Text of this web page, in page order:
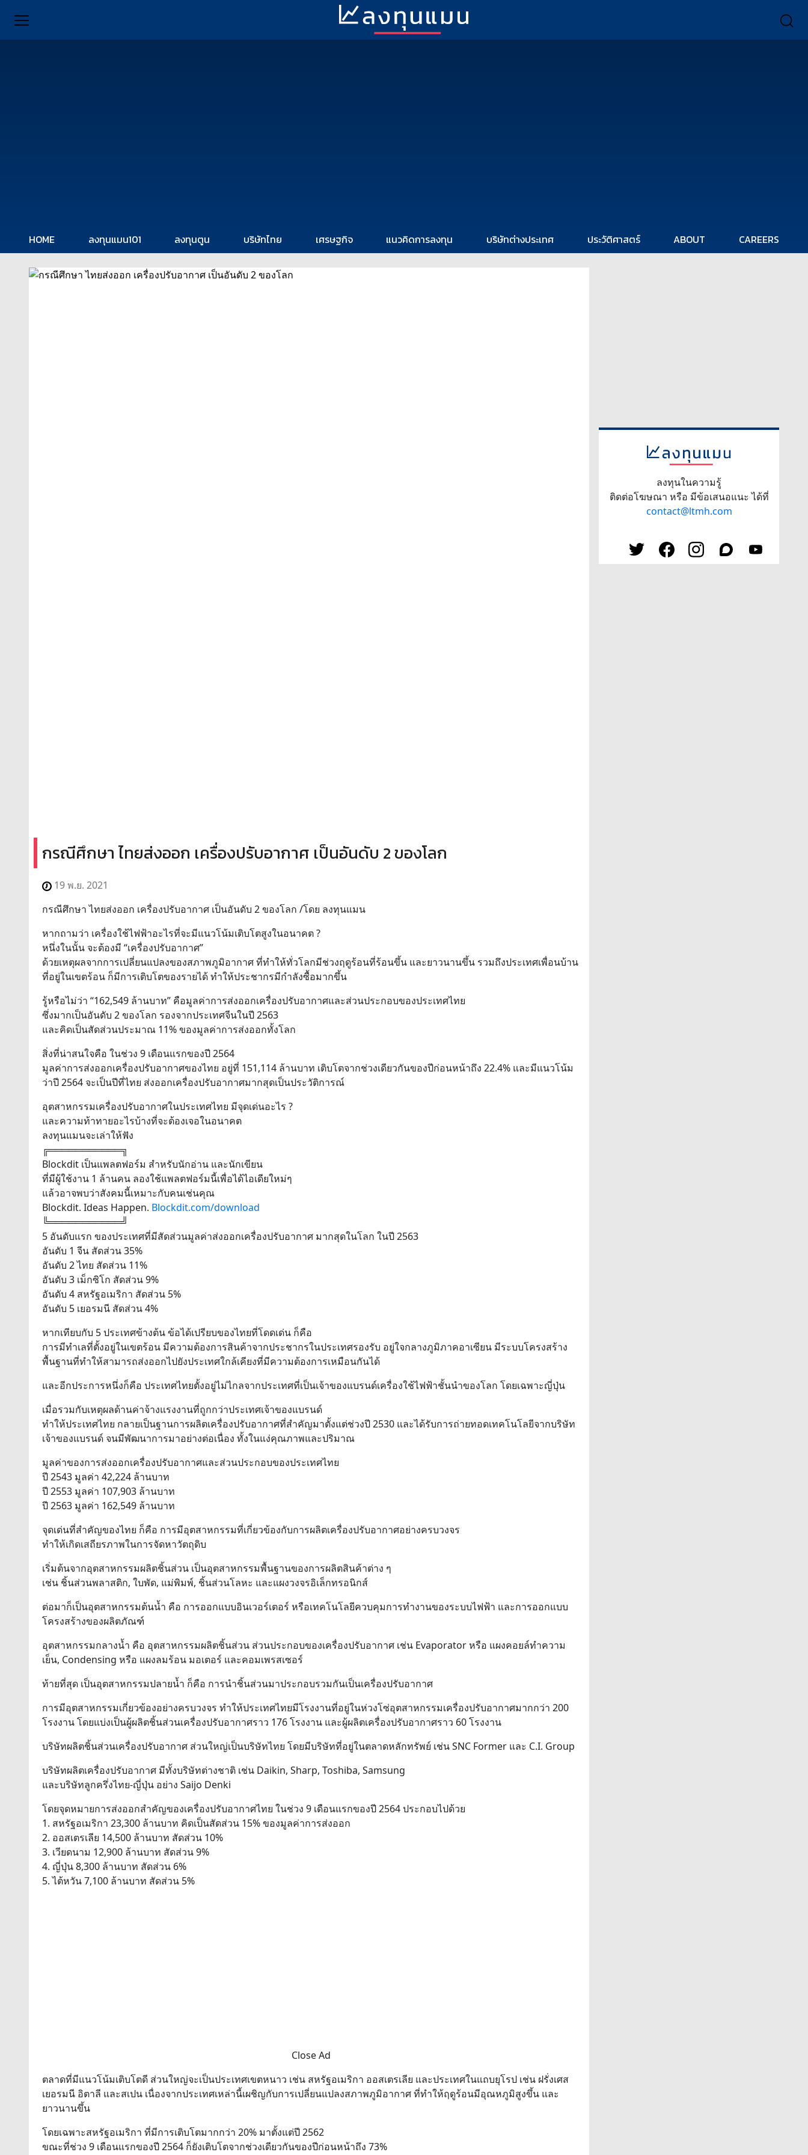
HOME ลงทุนแมน101 ลงทุนตูน บริษัทไทย เศรษฐกิจ แนวคิดการลงทุน บริษัทต่างประเทศ ประวัติศาสตร์ ABOUT CAREERS
กรณีศึกษา ไทยส่งออก เครื่องปรับอากาศ เป็นอันดับ 2 ของโลก
19 พ.ย. 2021
กรณีศึกษา ไทยส่งออก เครื่องปรับอากาศ เป็นอันดับ 2 ของโลก /โดย ลงทุนแมน
หากถามว่า เครื่องใช้ไฟฟ้าอะไรที่จะมีแนวโน้มเติบโตสูงในอนาคต ?
หนึ่งในนั้น จะต้องมี “เครื่องปรับอากาศ”
ด้วยเหตุผลจากการเปลี่ยนแปลงของสภาพภูมิอากาศ ที่ทำให้ทั่วโลกมีช่วงฤดูร้อนที่ร้อนขึ้น และยาวนานขึ้น รวมถึงประเทศเพื่อนบ้าน
ที่อยู่ในเขตร้อน ก็มีการเติบโตของรายได้ ทำให้ประชากรมีกำลังซื้อมากขึ้น
รู้หรือไม่ว่า “162,549 ล้านบาท” คือมูลค่าการส่งออกเครื่องปรับอากาศและส่วนประกอบของประเทศไทย
ซึ่งมากเป็นอันดับ 2 ของโลก รองจากประเทศจีนในปี 2563
และคิดเป็นสัดส่วนประมาณ 11% ของมูลค่าการส่งออกทั้งโลก
สิ่งที่น่าสนใจคือ ในช่วง 9 เดือนแรกของปี 2564
มูลค่าการส่งออกเครื่องปรับอากาศของไทย อยู่ที่ 151,114 ล้านบาท เติบโตจากช่วงเดียวกันของปีก่อนหน้าถึง 22.4% และมีแนวโน้ม
ว่าปี 2564 จะเป็นปีที่ไทย ส่งออกเครื่องปรับอากาศมากสุดเป็นประวัติการณ์
อุตสาหกรรมเครื่องปรับอากาศในประเทศไทย มีจุดเด่นอะไร ?
และความท้าทายอะไรบ้างที่จะต้องเจอในอนาคต
ลงทุนแมนจะเล่าให้ฟัง
╔═══════════╗
Blockdit เป็นแพลตฟอร์ม สำหรับนักอ่าน และนักเขียน
ที่มีผู้ใช้งาน 1 ล้านคน ลองใช้แพลตฟอร์มนี้เพื่อได้ไอเดียใหม่ๆ
แล้วอาจพบว่าสังคมนี้เหมาะกับคนเช่นคุณ
Blockdit. Ideas Happen. Blockdit.com/download
╚═══════════╝
5 อันดับแรก ของประเทศที่มีสัดส่วนมูลค่าส่งออกเครื่องปรับอากาศ มากสุดในโลก ในปี 2563
อันดับ 1 จีน สัดส่วน 35%
อันดับ 2 ไทย สัดส่วน 11%
อันดับ 3 เม็กซิโก สัดส่วน 9%
อันดับ 4 สหรัฐอเมริกา สัดส่วน 5%
อันดับ 5 เยอรมนี สัดส่วน 4%
หากเทียบกับ 5 ประเทศข้างต้น ข้อได้เปรียบของไทยที่โดดเด่น ก็คือ
การมีทำเลที่ตั้งอยู่ในเขตร้อน มีความต้องการสินค้าจากประชากรในประเทศรองรับ อยู่ใจกลางภูมิภาคอาเซียน มีระบบโครงสร้าง
พื้นฐานที่ทำให้สามารถส่งออกไปยังประเทศใกล้เคียงที่มีความต้องการเหมือนกันได้
และอีกประการหนึ่งก็คือ ประเทศไทยตั้งอยู่ไม่ไกลจากประเทศที่เป็นเจ้าของแบรนด์เครื่องใช้ไฟฟ้าชั้นนำของโลก โดยเฉพาะญี่ปุ่น
เมื่อรวมกับเหตุผลด้านค่าจ้างแรงงานที่ถูกกว่าประเทศเจ้าของแบรนด์
ทำให้ประเทศไทย กลายเป็นฐานการผลิตเครื่องปรับอากาศที่สำคัญมาตั้งแต่ช่วงปี 2530 และได้รับการถ่ายทอดเทคโนโลยีจากบริษัท
เจ้าของแบรนด์ จนมีพัฒนาการมาอย่างต่อเนื่อง ทั้งในแง่คุณภาพและปริมาณ
มูลค่าของการส่งออกเครื่องปรับอากาศและส่วนประกอบของประเทศไทย
ปี 2543 มูลค่า 42,224 ล้านบาท
ปี 2553 มูลค่า 107,903 ล้านบาท
ปี 2563 มูลค่า 162,549 ล้านบาท
จุดเด่นที่สำคัญของไทย ก็คือ การมีอุตสาหกรรมที่เกี่ยวข้องกับการผลิตเครื่องปรับอากาศอย่างครบวงจร
ทำให้เกิดเสถียรภาพในการจัดหาวัตถุดิบ
เริ่มต้นจากอุตสาหกรรมผลิตชิ้นส่วน เป็นอุตสาหกรรมพื้นฐานของการผลิตสินค้าต่าง ๆ
เช่น ชิ้นส่วนพลาสติก, ใบพัด, แม่พิมพ์, ชิ้นส่วนโลหะ และแผงวงจรอิเล็กทรอนิกส์
ต่อมาก็เป็นอุตสาหกรรมต้นน้ำ คือ การออกแบบอินเวอร์เตอร์ หรือเทคโนโลยีควบคุมการทำงานของระบบไฟฟ้า และการออกแบบ
โครงสร้างของผลิตภัณฑ์
อุตสาหกรรมกลางน้ำ คือ อุตสาหกรรมผลิตชิ้นส่วน ส่วนประกอบของเครื่องปรับอากาศ เช่น Evaporator หรือ แผงคอยล์ทำความ
เย็น, Condensing หรือ แผงลมร้อน มอเตอร์ และคอมเพรสเซอร์
ท้ายที่สุด เป็นอุตสาหกรรมปลายน้ำ ก็คือ การนำชิ้นส่วนมาประกอบรวมกันเป็นเครื่องปรับอากาศ
การมีอุตสาหกรรมเกี่ยวข้องอย่างครบวงจร ทำให้ประเทศไทยมีโรงงานที่อยู่ในห่วงโซ่อุตสาหกรรมเครื่องปรับอากาศมากกว่า 200
โรงงาน โดยแบ่งเป็นผู้ผลิตชิ้นส่วนเครื่องปรับอากาศราว 176 โรงงาน และผู้ผลิตเครื่องปรับอากาศราว 60 โรงงาน
บริษัทผลิตชิ้นส่วนเครื่องปรับอากาศ ส่วนใหญ่เป็นบริษัทไทย โดยมีบริษัทที่อยู่ในตลาดหลักทรัพย์ เช่น SNC Former และ C.I. Group
บริษัทผลิตเครื่องปรับอากาศ มีทั้งบริษัทต่างชาติ เช่น Daikin, Sharp, Toshiba, Samsung
และบริษัทลูกครึ่งไทย-ญี่ปุ่น อย่าง Saijo Denki
โดยจุดหมายการส่งออกสำคัญของเครื่องปรับอากาศไทย ในช่วง 9 เดือนแรกของปี 2564 ประกอบไปด้วย
1. สหรัฐอเมริกา 23,300 ล้านบาท คิดเป็นสัดส่วน 15% ของมูลค่าการส่งออก
2. ออสเตรเลีย 14,500 ล้านบาท สัดส่วน 10%
3. เวียดนาม 12,900 ล้านบาท สัดส่วน 9%
4. ญี่ปุ่น 8,300 ล้านบาท สัดส่วน 6%
5. ไต้หวัน 7,100 ล้านบาท สัดส่วน 5%
Close Ad
ตลาดที่มีแนวโน้มเติบโตดี ส่วนใหญ่จะเป็นประเทศเขตหนาว เช่น สหรัฐอเมริกา ออสเตรเลีย และประเทศในแถบยุโรป เช่น ฝรั่งเศส
เยอรมนี อิตาลี และสเปน เนื่องจากประเทศเหล่านี้เผชิญกับการเปลี่ยนแปลงสภาพภูมิอากาศ ที่ทำให้ฤดูร้อนมีอุณหภูมิสูงขึ้น และ
ยาวนานขึ้น
โดยเฉพาะสหรัฐอเมริกา ที่มีการเติบโตมากกว่า 20% มาตั้งแต่ปี 2562
ขณะที่ช่วง 9 เดือนแรกของปี 2564 ก็ยังเติบโตจากช่วงเดียวกันของปีก่อนหน้าถึง 73%
ลงทุนในความรู้
ติดต่อโฆษณา หรือ มีข้อเสนอแนะ ได้ที่
contact@ltmh.com